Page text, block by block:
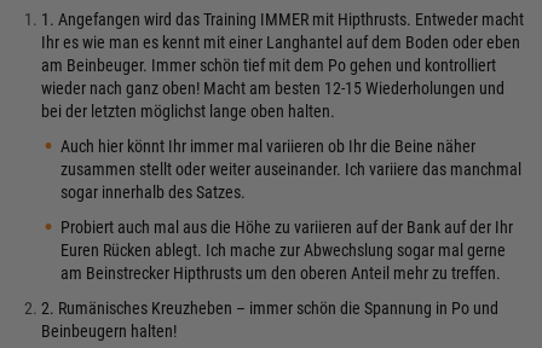
1. Angefangen wird das Training IMMER mit Hipthrusts. Entweder macht
Ihr es wie man es kennt mit einer Langhantel auf dem Boden oder eben
am Beinbeuger. Immer schön tief mit dem Po gehen und kontrolliert
wieder nach ganz oben! Macht am besten 12-15 Wiederholungen und
bei der letzten möglichst lange oben halten.
Auch hier könnt Ihr immer mal variieren ob Ihr die Beine näher
zusammen stellt oder weiter auseinander. Ich variiere das manchmal
sogar innerhalb des Satzes.
Probiert auch mal aus die Höhe zu variieren auf der Bank auf der Ihr
Euren Rücken ablegt. Ich mache zur Abwechslung sogar mal gerne
am Beinstrecker Hipthrusts um den oberen Anteil mehr zu treffen.
2. Rumänisches Kreuzheben – immer schön die Spannung in Po und
Beinbeugern halten!